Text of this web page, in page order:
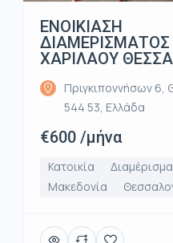
ΕΝΟΙΚΙΑΣΗ
ΔΙΑΜΕΡΙΣΜΑΤΟΣ
ΧΑΡΙΛΑΟΥ
Πριγκιποννήσων 6,
544 53, Ελλάδα
€600 /μήνα
Κατοικία Διαμέρισμα
Μακεδονία